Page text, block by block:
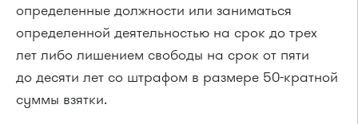
определенные должности или заниматься
определенной деятельностью на срок до трех
лет либо лишением свободы на срок от пяти
до десяти лет со штрафом в размере 50-кратной
суммы взятки.